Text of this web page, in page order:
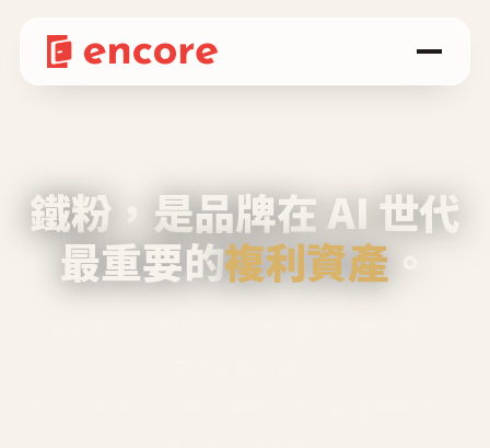
鐵粉，是品牌在 AI 世代
最重要的複利資產 。